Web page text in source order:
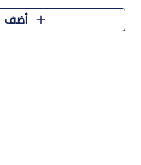
بشكل جميل في علبة
أضف